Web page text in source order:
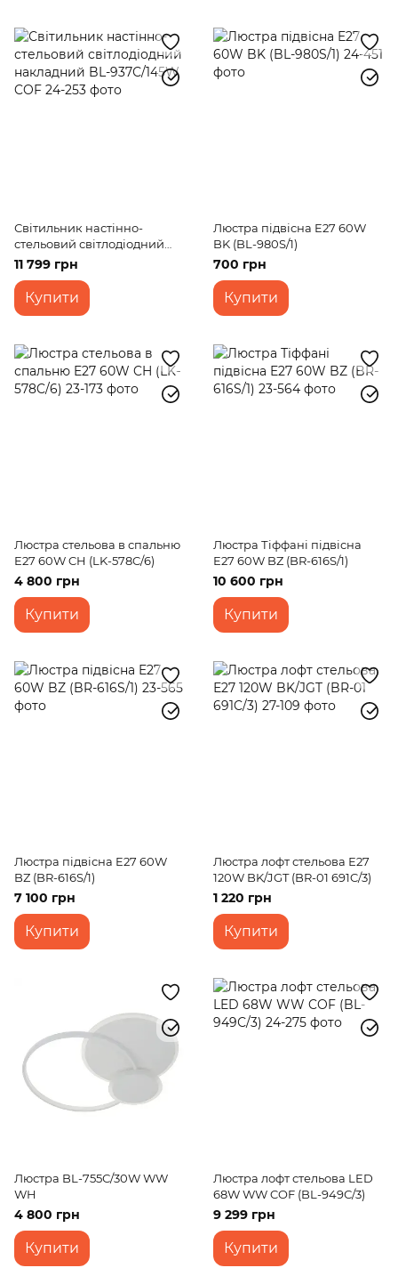
Світильник настінно-
стельовий світлодіодний
накладний BL-937С/145W
11 799 грн
Купити
Люстра підвісна E27 60W
BK (BL-980S/1)
700 грн
Купити
Люстра стельова в спальню
E27 60W CH (LK-578C/6)
4 800 грн
Купити
Люстра Тіффані підвісна
E27 60W BZ (BR-616S/1)
10 600 грн
Купити
Люстра підвісна E27 60W
BZ (BR-616S/1)
7 100 грн
Купити
Люстра лофт стельова Е27
120W BK/JGT (BR-01 691C/3)
1 220 грн
Купити
Люстра BL-755С/30W WW
WH
4 800 грн
Купити
Люстра лофт стельова LED
68W WW COF (BL-949С/3)
9 299 грн
Купити